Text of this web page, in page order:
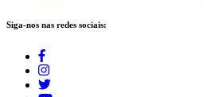
Siga-nos nas redes sociais: